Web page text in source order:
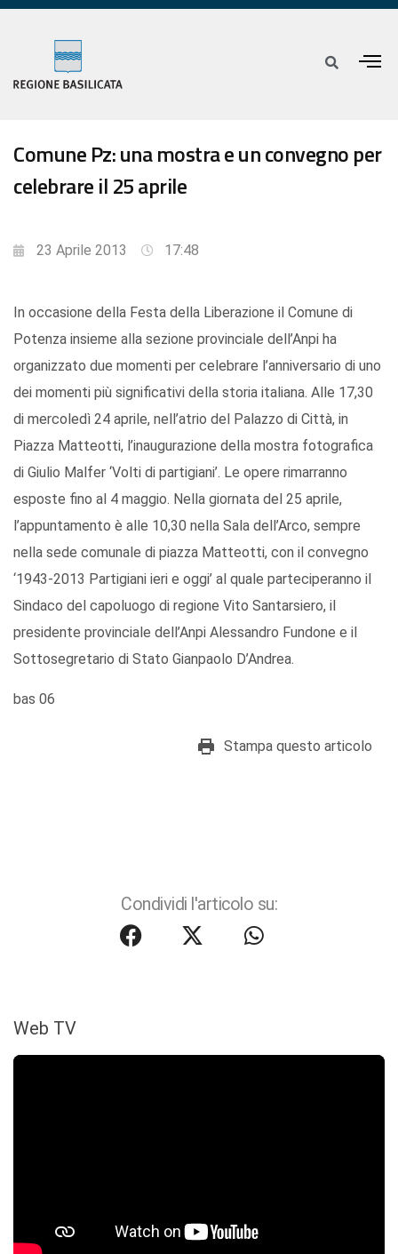
Comune Pz: una mostra e un convegno per
celebrare il 25 aprile
23 Aprile 2013 17:48
In occasione della Festa della Liberazione il Comune di
Potenza insieme alla sezione provinciale dell’Anpi ha
organizzato due momenti per celebrare l’anniversario di uno
dei momenti più significativi della storia italiana. Alle 17,30
di mercoledì 24 aprile, nell’atrio del Palazzo di Città, in
Piazza Matteotti, l’inaugurazione della mostra fotografica
di Giulio Malfer ‘Volti di partigiani’. Le opere rimarranno
esposte fino al 4 maggio. Nella giornata del 25 aprile,
l’appuntamento è alle 10,30 nella Sala dell’Arco, sempre
nella sede comunale di piazza Matteotti, con il convegno
‘1943-2013 Partigiani ieri e oggi’ al quale parteciperanno il
Sindaco del capoluogo di regione Vito Santarsiero, il
presidente provinciale dell’Anpi Alessandro Fundone e il
Sottosegretario di Stato Gianpaolo D’Andrea.
bas 06
Stampa questo articolo
Condividi l'articolo su:
Web TV